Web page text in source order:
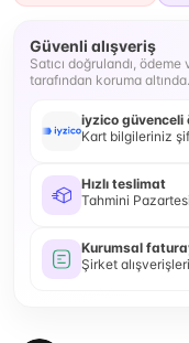
Güvenli alışveriş
Satıcı doğrulandı,
tarafından koruma altında.
iyzico güvenceli
Kart bilgileriniz
Hızlı teslimat
Tahmini
Kurumsal
Şirket